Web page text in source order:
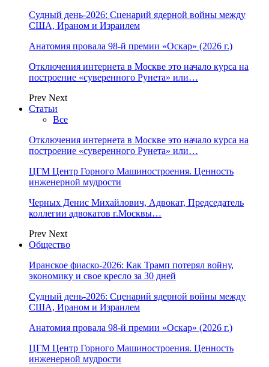
Судный день-2026: Сценарий ядерной войны между
США, Ираном и Израилем
Анатомия провала 98-й премии «Оскар» (2026 г.)
Отключения интернета в Москве это начало курса на
построение «суверенного Рунета» или…
Prev Next
Статьи
Все
Отключения интернета в Москве это начало курса на
построение «суверенного Рунета» или…
ЦГМ Центр Горного Машиностроения. Ценность
инженерной мудрости
Черных Денис Михайлович, Адвокат, Председатель
коллегии адвокатов г.Москвы…
Prev Next
Общество
Иранское фиаско-2026: Как Трамп потерял войну,
экономику и свое кресло за 30 дней
Судный день-2026: Сценарий ядерной войны между
США, Ираном и Израилем
Анатомия провала 98-й премии «Оскар» (2026 г.)
ЦГМ Центр Горного Машиностроения. Ценность
инженерной мудрости